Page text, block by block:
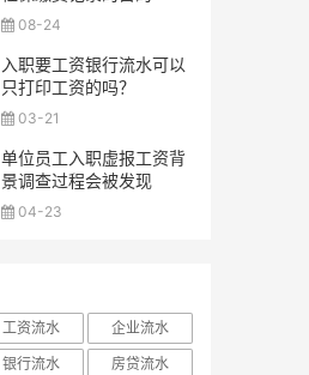
08-24
入职要工资银行流水可以
只打印工资的吗？
03-21
单位员工入职虚报工资背
景调查过程会被发现
04-23
工资流水
企业流水
银行流水
房贷流水